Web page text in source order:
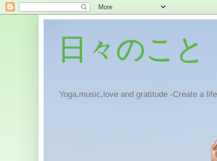
日々のこと
Yoga,music,love and gratitude -Create a